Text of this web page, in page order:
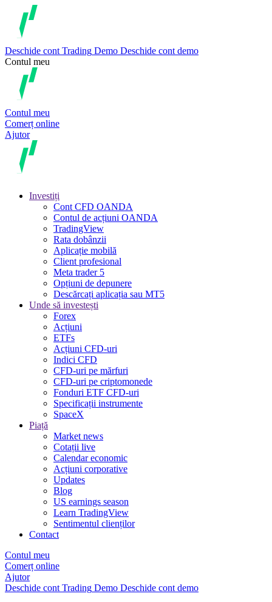
Deschide cont Trading Demo Deschide cont demo
Contul meu
Contul meu
Comerț online
Ajutor
Investiți
Cont CFD OANDA
Contul de acțiuni OANDA
TradingView
Rata dobânzii
Aplicație mobilă
Client profesional
Meta trader 5
Opțiuni de depunere
Descărcați aplicația sau MT5
Unde să investești
Forex
Acțiuni
ETFs
Acțiuni CFD-uri
Indici CFD
CFD-uri pe mărfuri
CFD-uri pe criptomonede
Fonduri ETF CFD-uri
Specificații instrumente
SpaceX
Piață
Market news
Cotații live
Calendar economic
Acțiuni corporative
Updates
Blog
US earnings season
Learn TradingView
Sentimentul clienților
Contact
Contul meu
Comerț online
Ajutor
Deschide cont Trading Demo Deschide cont demo